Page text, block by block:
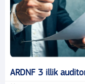
ARDNF 3 illik